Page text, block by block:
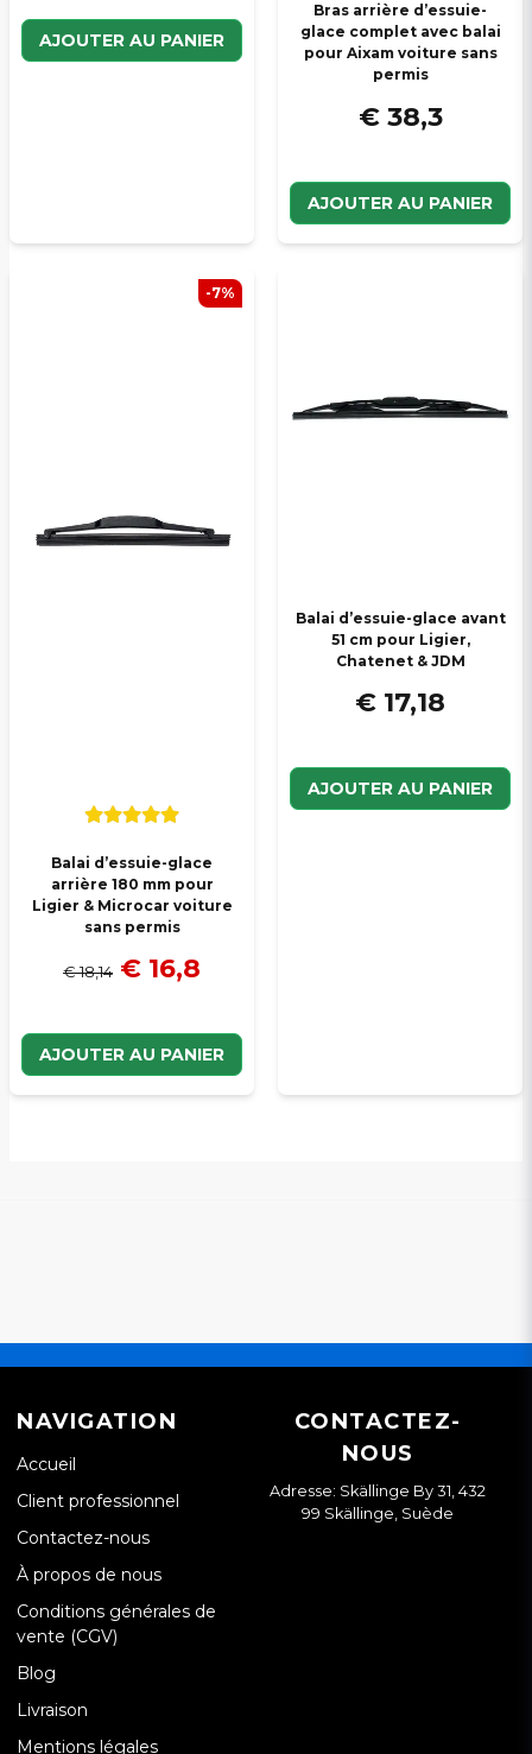
AJOUTER AU PANIER
Bras arrière d’essuie-
glace complet avec balai
pour Aixam voiture sans
permis
€ 38,3
AJOUTER AU PANIER
Balai d’essuie-glace
arrière 180 mm pour
Ligier & Microcar voiture
sans permis
€ 18,14 € 16,8
AJOUTER AU PANIER
-7%
Balai d’essuie-glace avant
51 cm pour Ligier,
Chatenet & JDM
€ 17,18
AJOUTER AU PANIER
NAVIGATION
Accueil
Client professionnel
Contactez-nous
À propos de nous
Conditions générales de
vente (CGV)
Blog
Livraison
Mentions légales
CONTACTEZ-
NOUS
Adresse: Skällinge By 31, 432
99 Skällinge, Suède